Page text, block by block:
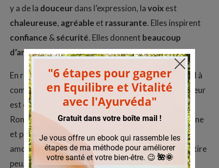
y a de la douceurdans l’expression, lavoixest
chaleureuse, agréable et rassurante. Elles inspirent
confiance &sécurité. Elles donnent beaucoup
d’amour,debienveillanceet sont très attachées.
En revanche, c’est un tempérament qui a plus de mal à
communiquer pour dire que l’autre lui plaît. Le bonheur
est exprimé en silence, le profil « Kapha » parle peu.
Romantique dans l’âme, Kapha se plaît dans la routine
et peut manquer de couleurs et de contraste en
amour : Kapha aime les habitudes, la nouveauté l’attire
peu.